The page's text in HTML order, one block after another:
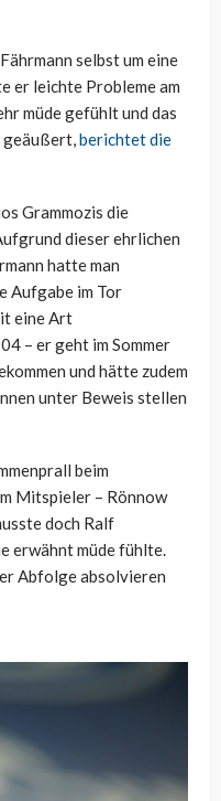
selbst um eine
er leichte Probleme am
müde gefühlt und das
geäußert,berichtet die
Grammozis die
dieser ehrlichen
hatte man
Aufgabe im Tor
eine Art
– er geht im Sommer
und hätte zudem
unter Beweis stellen
beim
Mitspieler – Rönnow
doch Ralf
erwähnt müde fühlte.
Abfolge absolvieren